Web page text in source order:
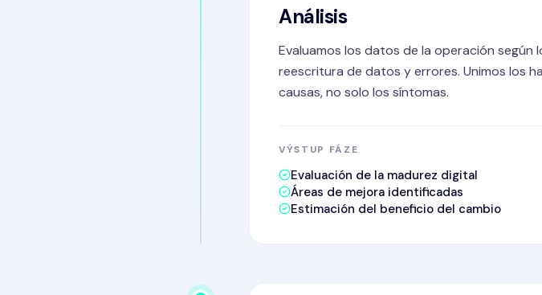
Análisis
Evaluamos los datos de la operación según
reescritura de datos y errores. Unimos los
causas, no solo los síntomas.
VÝSTUP FÁZE
Evaluación de la madurez digital
Áreas de mejora identificadas
Estimación del beneficio del cambio